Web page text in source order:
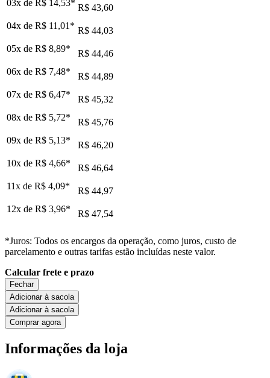
03x de R$ 14,53* R$ 43,60
04x de R$ 11,01* R$ 44,03
05x de R$ 8,89*
R$ 44,46
06x de R$ 7,48*
R$ 44,89
07x de R$ 6,47*
R$ 45,32
08x de R$ 5,72*
R$ 45,76
09x de R$ 5,13*
R$ 46,20
10x de R$ 4,66*
R$ 46,64
11x de R$ 4,09*
R$ 44,97
12x de R$ 3,96* R$ 47,54
*Juros: Todos os encargos da operação, como juros, custo de
parcelamento e outras tarifas estão incluídas neste valor.
Calcular frete e prazo
Fechar
Adicionar à sacola
Adicionar à sacola
Comprar agora
Informações da loja